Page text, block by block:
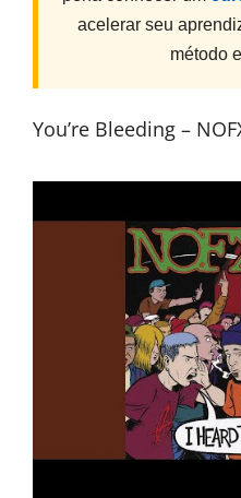
acelerar seu
método
You’re Bleeding –